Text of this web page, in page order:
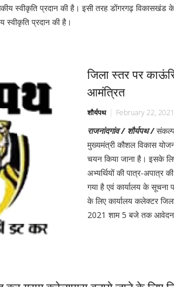
स्वीकृति प्रदान की है। इसी तरह डोंगरगढ़ विकासखंड के
प्रदान की है।
जिला स्तर पर
आमंत्रित
शौर्यपथ February 22, 2021
राजनांदगांव / शौर्यपथ /
मुख्यमंत्री कौशल विकास
चयन किया जाना है। इसके
अभ्यर्थियों की पात्र-
गया है एवं कार्यालय के सूचना
के लिए कार्यालय कलेक्टर
2021 शाम 5 बजे तक